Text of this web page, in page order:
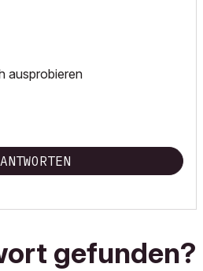
ausprobieren
ANTWORTEN
gefunden?